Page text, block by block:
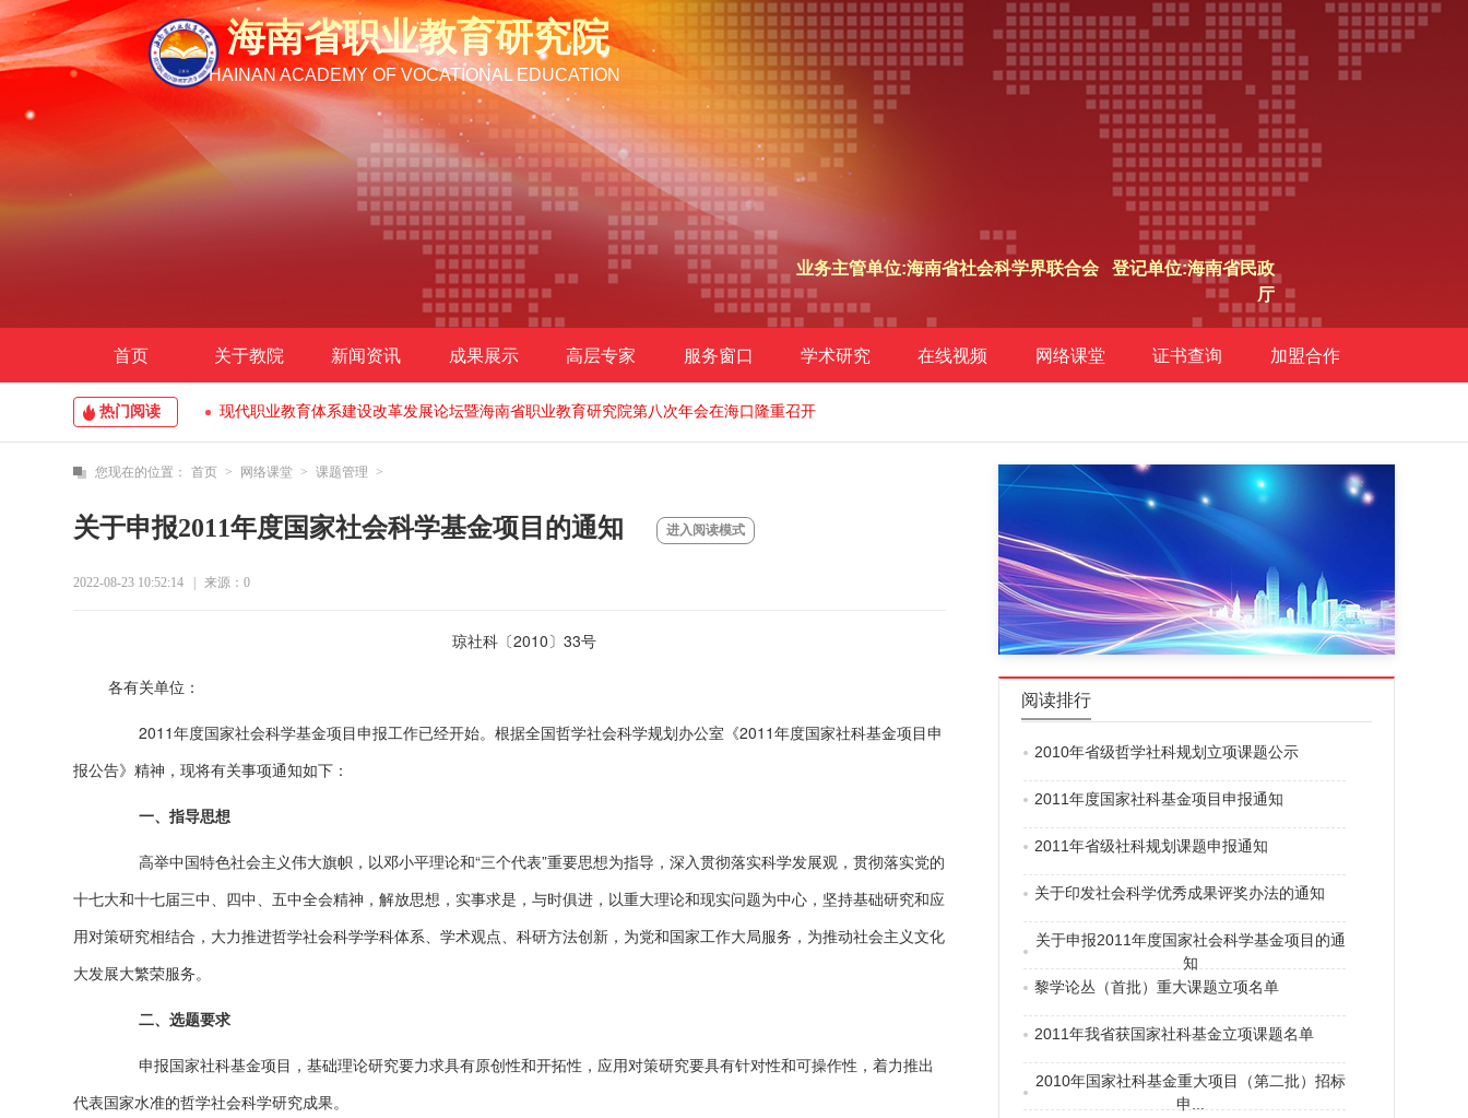
海南省职业教育研究院
HAINAN ACADEMY OF VOCATIONAL EDUCATION
业务主管单位:海南省社会科学界联合会 登记单位:海南省民政
厅
首页 关于教院 新闻资讯 成果展示 高层专家 服务窗口 学术研究 在线视频 网络课堂 证书查询 加盟合作
热门阅读 现代职业教育体系建设改革发展论坛暨海南省职业教育研究院第八次年会在海口隆重召开
海南省社科联“2020年社团活动月”项目 海南省职业教育研究院 关于“加快推进海南自由贸易港建设国际化专业人才培养 发展论坛”论文评选获奖名单
现代校长的新使命：从“管学校”走向“办教育”
您现在的位置： 首页 > 网络课堂 > 课题管理 >
关于申报2011年度国家社会科学基金项目的通知 进入阅读模式
2022-08-23 10:52:14 来源：0
琼社科〔2010〕33号
各有关单位：
2011年度国家社会科学基金项目申报工作已经开始。根据全国哲学社会科学规划办公室《2011年度国家社科基金项目申
报公告》精神，现将有关事项通知如下：
一、指导思想
高举中国特色社会主义伟大旗帜，以邓小平理论和“三个代表”重要思想为指导，深入贯彻落实科学发展观，贯彻落实党的
十七大和十七届三中、四中、五中全会精神，解放思想，实事求是，与时俱进，以重大理论和现实问题为中心，坚持基础研究和应
用对策研究相结合，大力推进哲学社会科学学科体系、学术观点、科研方法创新，为党和国家工作大局服务，为推动社会主义文化
大发展大繁荣服务。
二、选题要求
申报国家社科基金项目，基础理论研究要力求具有原创性和开拓性，应用对策研究要具有针对性和可操作性，着力推出
代表国家水准的哲学社会科学研究成果。
阅读排行
2010年省级哲学社科规划立项课题公示
2011年度国家社科基金项目申报通知
2011年省级社科规划课题申报通知
关于印发社会科学优秀成果评奖办法的通知
关于申报2011年度国家社会科学基金项目的通
知
黎学论丛（首批）重大课题立项名单
2011年我省获国家社科基金立项课题名单
2010年国家社科基金重大项目（第二批）招标
申...